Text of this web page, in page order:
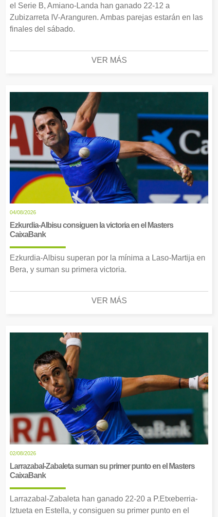
el Serie B, Amiano-Landa han ganado 22-12 a
Zubizarreta IV-Aranguren. Ambas parejas estarán en las
finales del sábado.
VER MÁS
04/08/2026
Ezkurdia-Albisu consiguen la victoria en el Masters
CaixaBank
Ezkurdia-Albisu superan por la mínima a Laso-Martija en
Bera, y suman su primera victoria.
VER MÁS
02/08/2026
Larrazabal-Zabaleta suman su primer punto en el Masters
CaixaBank
Larrazabal-Zabaleta han ganado 22-20 a P.Etxeberria-
Iztueta en Estella, y consiguen su primer punto en el